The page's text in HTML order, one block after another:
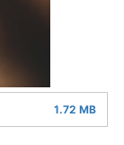
1.72 MB